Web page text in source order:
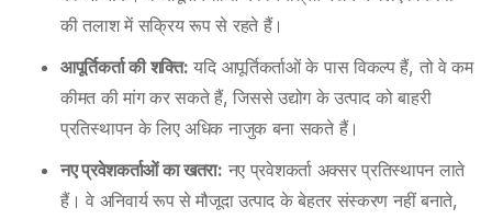
की तलाश में सक्रिय रूप से रहते हैं।
आपूर्तिकर्ता की शक्ति: यदि आपूर्तिकर्ताओं के पास विकल्प हैं, तो वे कम
कीमत की मांग कर सकते हैं, जिससे उद्योग के उत्पाद को बाहरी
प्रतिस्थापन के लिए अधिक नाजुक बना सकते हैं।
नए प्रवेशकर्ताओं का खतरा: नए प्रवेशकर्ता अक्सर प्रतिस्थापन लाते
हैं। वे अनिवार्य रूप से मौजूदा उत्पाद के बेहतर संस्करण नहीं बनाते,